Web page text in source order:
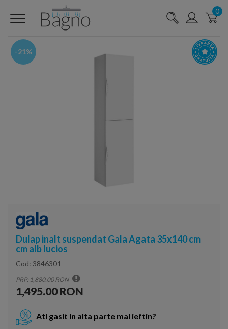
0
-21%
Dulap inalt suspendat Gala Agata 35x140 cm
cm alb lucios
Cod: 3846301
PRP: 1,880.00 RON
1,495.00 RON
Ati gasit in alta parte mai ieftin?